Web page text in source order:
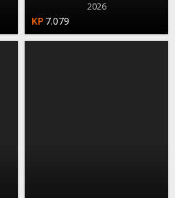
2026
7.079